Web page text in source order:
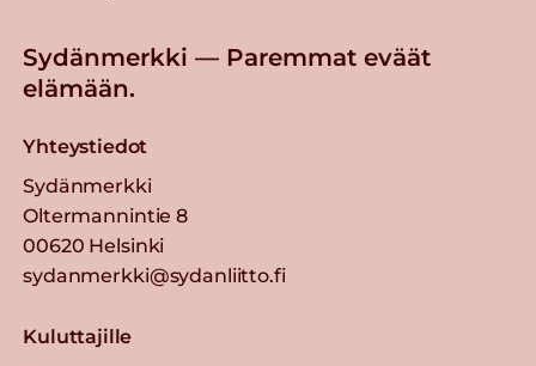
Sydänmerkki — Paremmat eväät
elämään.
Yhteystiedot
Sydänmerkki
Oltermannintie 8
00620 Helsinki
sydanmerkki@sydanliitto.fi
Kuluttajille